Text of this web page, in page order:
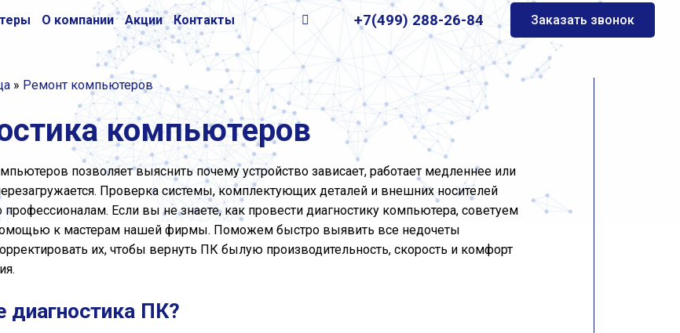
О компании Акции Контакты +7(499) 288-26-84 Заказать звонок
» Ремонт компьютеров
компьютеров
позволяет выяснить почему устройство зависает, работает медленнее или
Проверка системы, комплектующих деталей и внешних носителей
профессионалам. Если вы не знаете, как провести диагностику компьютера, советуем
к мастерам нашей фирмы. Поможем быстро выявить все недочеты
их, чтобы вернуть ПК былую производительность, скорость и комфорт
диагностика ПК?